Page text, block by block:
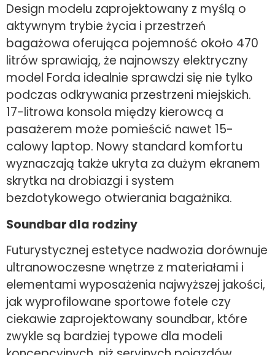
Design modelu zaprojektowany z myślą o
aktywnym trybie życia i przestrzeń
bagażowa oferująca pojemność około 470
litrów sprawiają, że najnowszy elektryczny
model Forda idealnie sprawdzi się nie tylko
podczas odkrywania przestrzeni miejskich.
17-litrowa konsola między kierowcą a
pasażerem może pomieścić nawet 15-
calowy laptop. Nowy standard komfortu
wyznaczają także ukryta za dużym ekranem
skrytka na drobiazgi i system
bezdotykowego otwierania bagażnika.
Soundbar dla rodziny
Futurystycznej estetyce nadwozia dorównuje
ultranowoczesne wnętrze z materiałami i
elementami wyposażenia najwyższej jakości,
jak wyprofilowane sportowe fotele czy
ciekawie zaprojektowany soundbar, które
zwykle są bardziej typowe dla modeli